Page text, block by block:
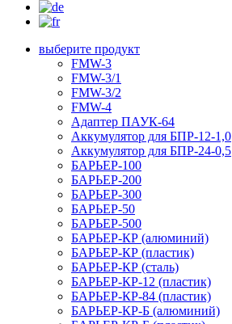
выберите продукт
FMW-3
FMW-3/1
FMW-3/2
FMW-4
Адаптер ПАУК-64
Аккумулятор для БПР-12-1,0
Аккумулятор для БПР-24-0,5
БАРЬЕР-100
БАРЬЕР-200
БАРЬЕР-300
БАРЬЕР-50
БАРЬЕР-500
БАРЬЕР-КР (алюминий)
БАРЬЕР-КР (пластик)
БАРЬЕР-КР (сталь)
БАРЬЕР-КР-12 (пластик)
БАРЬЕР-КР-84 (пластик)
БАРЬЕР-КР-Б (алюминий)